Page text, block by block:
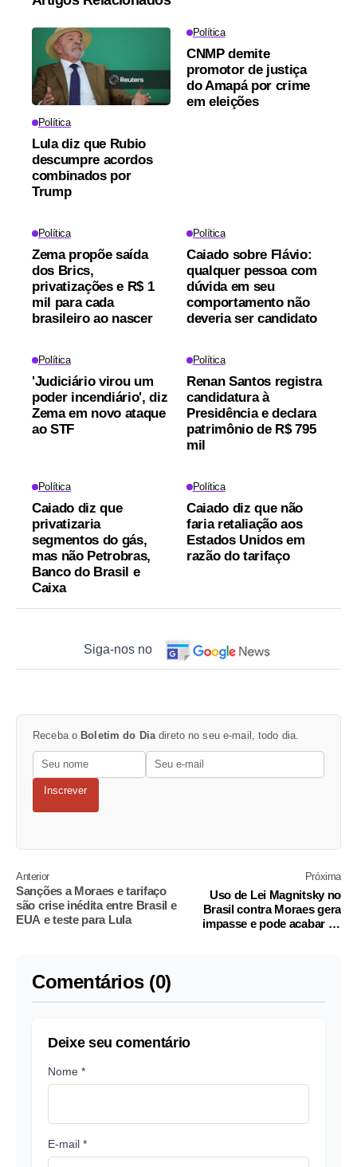
Política
Lula diz que Rubio
descumpre acordos
combinados por
Trump
Política
CNMP demite
promotor de justiça
do Amapá por crime
em eleições
Política
Zema propõe saída
dos Brics,
privatizações e R$ 1
mil para cada
brasileiro ao nascer
Política
Caiado sobre Flávio:
qualquer pessoa com
dúvida em seu
comportamento não
deveria ser candidato
Política
'Judiciário virou um
poder incendiário', diz
Zema em novo ataque
ao STF
Política
Renan Santos registra
candidatura à
Presidência e declara
patrimônio de R$ 795
mil
Política
Caiado diz que
privatizaria
segmentos do gás,
mas não Petrobras,
Banco do Brasil e
Caixa
Política
Caiado diz que não
faria retaliação aos
Estados Unidos em
razão do tarifaço
Siga-nos no
Receba o Boletim do Diadireto no seu e-mail, todo dia.
Inscrever
Anterior
Sanções a Moraes e tarifaço
são crise inédita entre Brasil e
EUA e teste para Lula
Próxima
Uso de Lei Magnitsky no
Brasil contra Moraes gera
impasse e pode acabar na
Comentários (0)
Deixe seu comentário
Nome *
E-mail *